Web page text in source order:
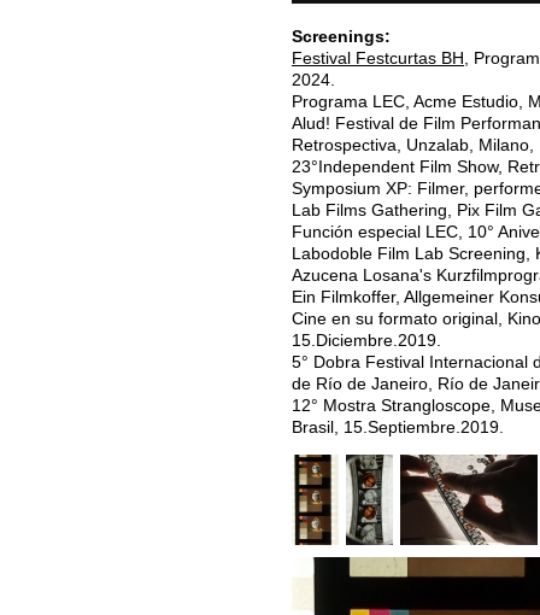
Screenings:
Festival Festcurtas BH ,
2024.
Programa LEC, Acme Estudio,
Alud! Festival de Film
Retrospectiva, Unzalab,
23°Independent Film Show,
Symposium XP: Filmer,
Lab Films Gathering, Pix Film
Función especial LEC, 10°
Labodoble Film Lab Screening,
Azucena Losana's
Ein Filmkoffer, Allgemeiner
Cine en su formato original,
15.Diciembre.2019.
5° Dobra Festival Internacional
de Río de Janeiro, Río de
12° Mostra Strangloscope,
Brasil, 15.Septiembre.2019.